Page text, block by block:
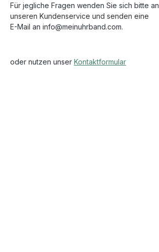
Für jegliche Fragen wenden Sie sich bitte an
unseren Kundenservice und senden eine
E-Mail an info@meinuhrband.com.
oder nutzen unser Kontaktformular